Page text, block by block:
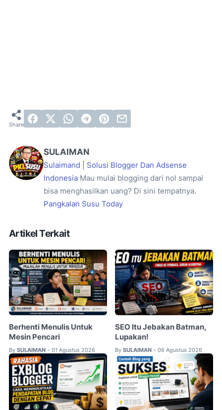
SULAIMAN
Sulaimand | Solusi Blogger Dan Adsense
Indonesia Mau mulai blogging dari nol sampai
bisa menghasilkan uang? Di sini tempatnya.
Pangkalan Susu Today
Artikel Terkait
Berhenti Menulis Untuk
Mesin Pencari
By SULAIMAN • 01 Agustus 2026
SEO Itu Jebakan Batman,
Lupakan!
By SULAIMAN • 06 Agustus 2026